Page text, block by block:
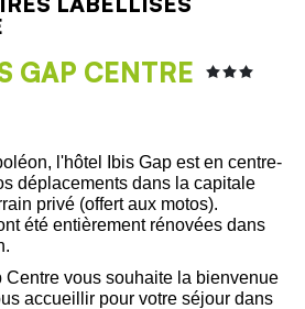
GAP CENTRE
l'hôtel Ibis Gap est en centre-
déplacements dans la capitale
privé (offert aux motos).
été entièrement rénovées dans
Centre vous souhaite la bienvenue
accueillir pour votre séjour dans